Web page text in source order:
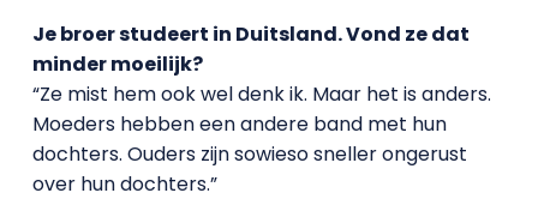
Je broer studeert in Duitsland. Vond ze dat
minder moeilijk?
“Ze mist hem ook wel denk ik. Maar het is anders.
Moeders hebben een andere band met hun
dochters. Ouders zijn sowieso sneller ongerust
over hun dochters.”